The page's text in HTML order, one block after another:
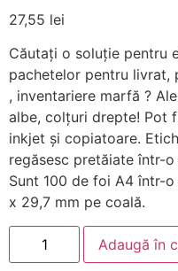
27,55 lei
Căutați o soluție pentru
pachetelor pentru livrat,
, inventariere marfă ?
albe, colțuri drepte! Pot
inkjet și copiatoare.
regăsesc pretăiate într-
Sunt 100 de foi A4 într-
x 29,7 mm pe coală.
Cantitate
Etichete
autocolante
Adaugă în